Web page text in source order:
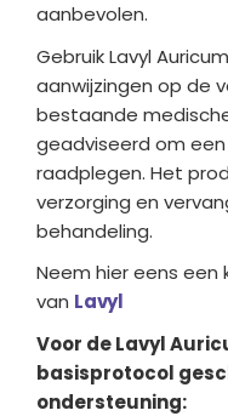
aanbevolen.
Gebruik Lavyl
aanwijzingen op de
bestaande
geadviseerd om
raadplegen. Het
verzorging en
behandeling.
Neem hier eens een
van Lavyl
Voor de Lavyl
basisprotocol
ondersteuning: